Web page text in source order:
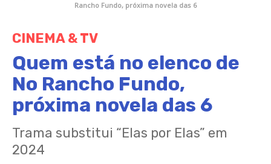
Rancho Fundo, próxima novela das 6
CINEMA & TV
Quem está no elenco de
No Rancho Fundo,
próxima novela das 6
Trama substitui “Elas por Elas” em
2024